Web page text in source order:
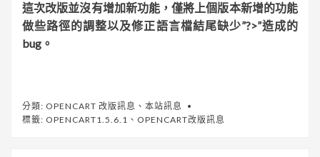
這次改版並沒有增加新功能，僅將上個版本新增的功能
做些路徑的調整以及修正語言檔結尾缺少”?>”造成的
bug。
分類: OPENCART 改版訊息 、 本站訊息
標籤: OPENCART1.5.6.1 、 OPENCART改版訊息